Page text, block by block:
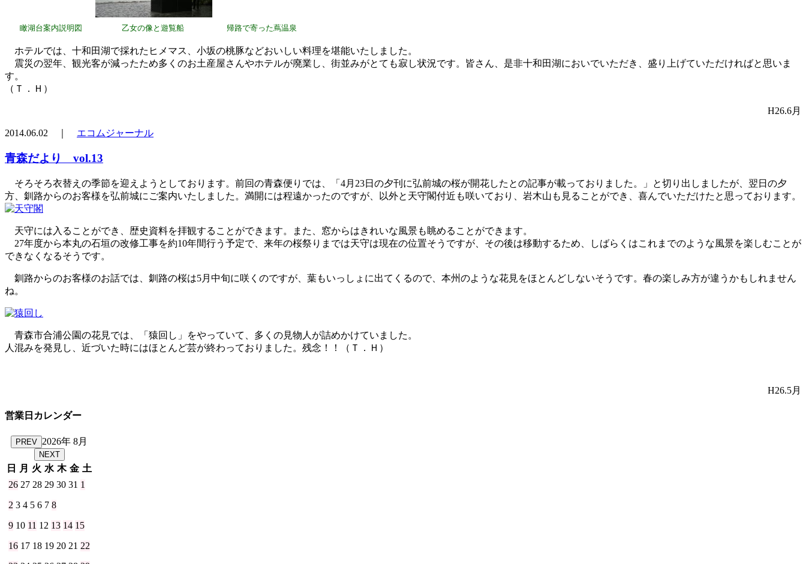
瞰湖台案内説明図 乙女の像と遊覧船 帰路で寄った蔦温泉
ホテルでは、十和田湖で採れたヒメマス、小坂の桃豚などおいしい料理を堪能いたしました。
震災の翌年、観光客が減ったため多くのお土産屋さんやホテルが廃業し、街並みがとても寂し状況です。皆さん、是非十和田湖においでいただき、盛り上げていただければと思いま
す。
（Ｔ．Ｈ）
H26.6月
2014.06.02 ｜ エコムジャーナル
青森だより vol.13
そろそろ衣替えの季節を迎えようとしております。前回の青森便りでは、「4月23日の夕刊に弘前城の桜が開花したとの記事が載っておりました。」と切り出しましたが、翌日の夕
方、釧路からのお客様を弘前城にご案内いたしました。満開には程遠かったのですが、以外と天守閣付近も咲いており、岩木山も見ることができ、喜んでいただけたと思っております。
天守には入ることができ、歴史資料を拝観することができます。また、窓からはきれいな風景も眺めることができます。
27年度から本丸の石垣の改修工事を約10年間行う予定で、来年の桜祭りまでは天守は現在の位置そうですが、その後は移動するため、しばらくはこれまでのような風景を楽しむことが
できなくなるそうです。
釧路からのお客様のお話では、釧路の桜は5月中旬に咲くのですが、葉もいっしょに出てくるので、本州のような花見をほとんどしないそうです。春の楽しみ方が違うかもしれません
ね。
青森市合浦公園の花見では、「猿回し」をやっていて、多くの見物人が詰めかけていました。
人混みを発見し、近づいた時にはほとんど芸が終わっておりました。残念！！（Ｔ．Ｈ）
H26.5月
営業日カレンダー
PREV 2026年 8月
NEXT
日 月 火 水 木 金 土
26 27 28 29 30 31 1
2 3 4 5 6 7 8
9 10 11 12 13 14 15
16 17 18 19 20 21 22